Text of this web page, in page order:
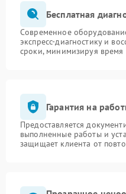
Бесплатная
Современное
экспресс-диагностику и
сроки, минимизируя время
Гарантия на
Предоставляется
выполненные работы и
защищает клиента от